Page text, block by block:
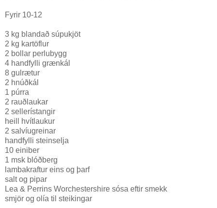
Fyrir 10-12
3 kg blandað súpukjöt
2 kg kartöflur
2 bollar perlubygg
4 handfylli grænkál
8 gulrætur
2 hnúðkál
1 púrra
2 rauðlaukar
2 sellerístangir
heill hvítlaukur
2 salvíugreinar
handfylli steinselja
10 einiber
1 msk blóðberg
lambakraftur eins og þarf
salt og pipar
Lea & Perrins Worchestershire sósa eftir smekk
smjör og olía til steikingar